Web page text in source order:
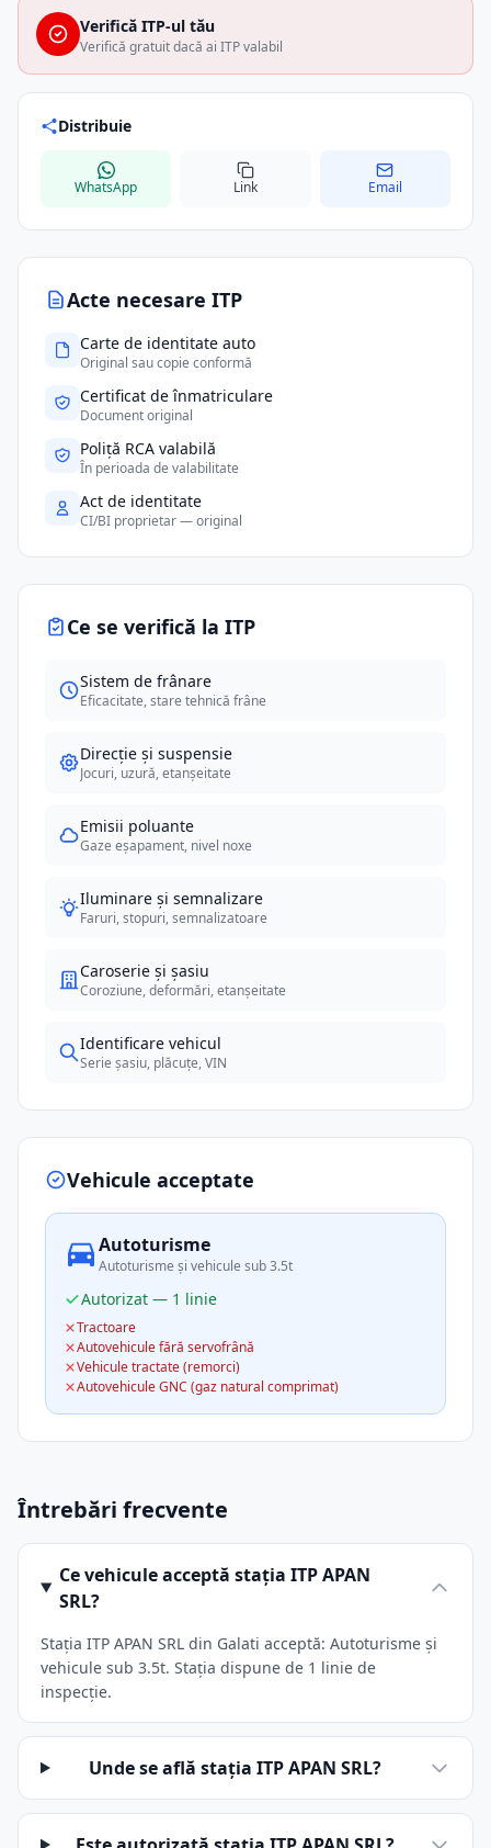
Acte necesare ITP
Carte de identitate auto
Original sau copie conformă
Certificat de înmatriculare
Document original
Poliță RCA valabilă
În perioada de valabilitate
Act de identitate
CI/BI proprietar — original
Ce se verifică la ITP
Sistem de frânare
Eficacitate, stare tehnică frâne
Direcție și suspensie
Jocuri, uzură, etanșeitate
Emisii poluante
Gaze eșapament, nivel noxe
Iluminare și semnalizare
Faruri, stopuri, semnalizatoare
Caroserie și șasiu
Coroziune, deformări, etanșeitate
Identificare vehicul
Serie șasiu, plăcuțe, VIN
Vehicule acceptate
Autoturisme
Autoturisme și vehicule sub 3.5t
Autorizat — 1 linie
Tractoare
Autovehicule fără servofrână
Vehicule tractate (remorci)
Autovehicule GNC (gaz natural comprimat)
Verifică ITP-ul tău
Verifică gratuit dacă ai ITP valabil
Distribuie
WhatsApp Link Email
Întrebări frecvente
Ce vehicule acceptă stația ITP APAN
SRL?
Stația ITP APAN SRL din Galati acceptă: Autoturisme și
vehicule sub 3.5t. Stația dispune de 1 linie de
inspecție.
Unde se află stația ITP APAN SRL?